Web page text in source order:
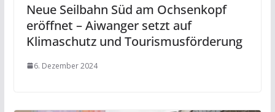
Neue Seilbahn Süd am Ochsenkopf
eröffnet – Aiwanger setzt auf
Klimaschutz und Tourismusförderung
6. Dezember 2024